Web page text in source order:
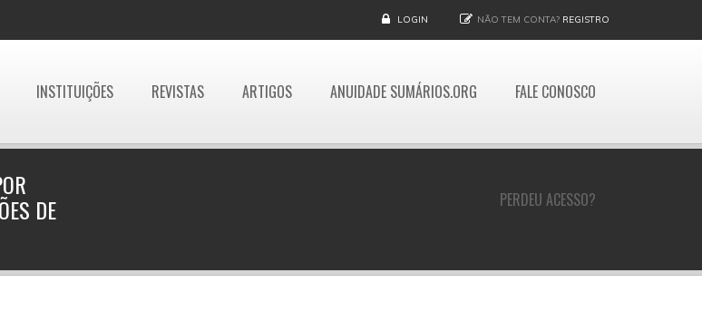
LOGIN NÃO TEM CONTA? REGISTRO
INSTITUIÇÕES REVISTAS ARTIGOS ANUIDADE SUMÁRIOS.ORG FALE CONOSCO
PERDEU ACESSO?
DE